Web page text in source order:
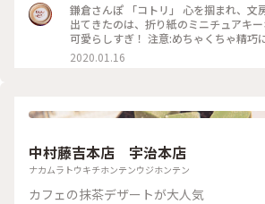
鎌倉さんぽ 「コトリ」 心を掴まれ、
出てきたのは、折り紙のミニチュアキ
可愛らしすぎ！ 注意:めちゃくちゃ精
集めたくなるやつです…笑。 #鎌倉#コトリ#ガチャガチャ#折
り紙
2020.01.16
中村藤吉本店 宇治本店
ナカムラトウキチホンテンウジホンテン
カフェの抹茶デザートが大人気